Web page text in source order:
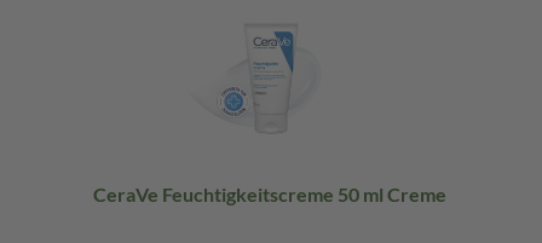
CeraVe Feuchtigkeitscreme 50 ml Creme